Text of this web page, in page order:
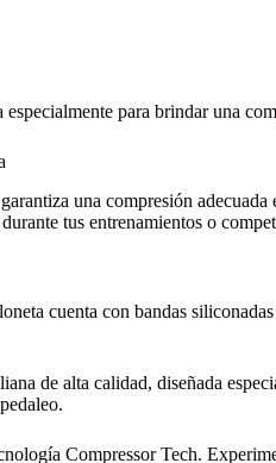
especialmente para brindar una
una compresión
tus entrenamientos o
cuenta con bandas
de alta calidad, diseñada
Compressor Tech.